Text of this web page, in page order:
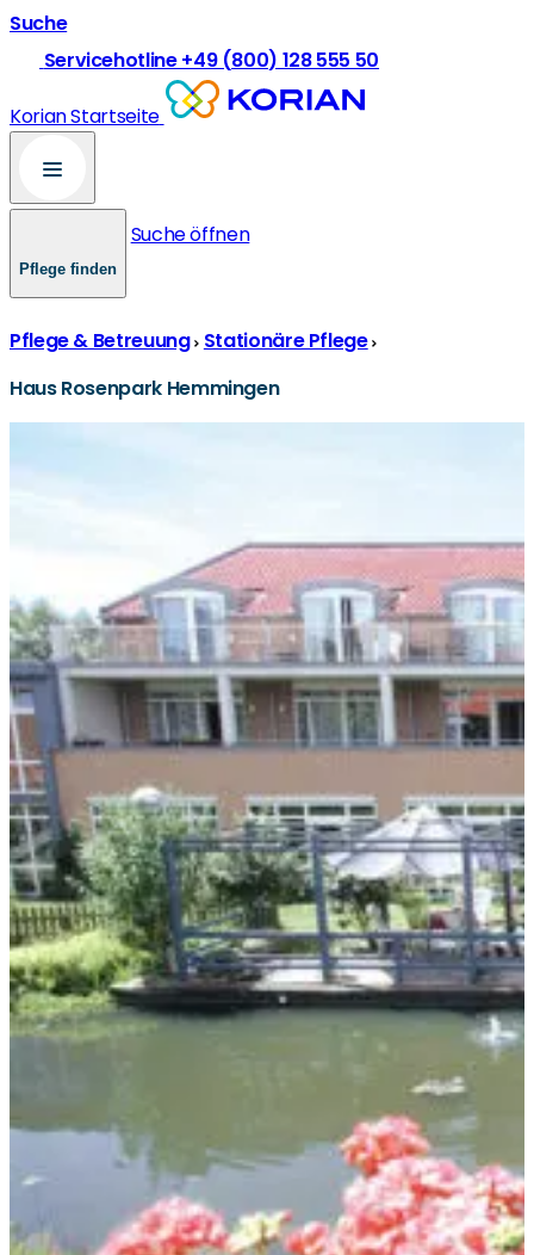
Suche
Servicehotline +49 (800) 128 555 50
Korian Startseite
Pflege finden
Suche öffnen
Pflege & Betreuung Stationäre Pflege
Haus Rosenpark Hemmingen